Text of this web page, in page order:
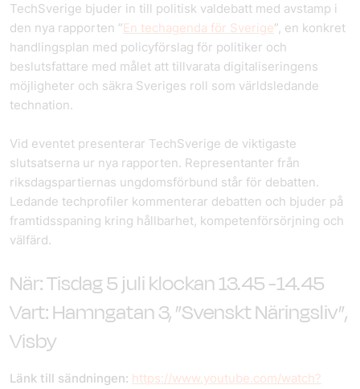
TechSverige bjuder in till politisk valdebatt med avstamp i
den nya rapporten ”En techagenda för Sverige”, en konkret
handlingsplan med policyförslag för politiker och
beslutsfattare med målet att tillvarata digitaliseringens
möjligheter och säkra Sveriges roll som världsledande
technation.
Vid eventet presenterar TechSverige de viktigaste
slutsatserna ur nya rapporten. Representanter från
riksdagspartiernas ungdomsförbund står för debatten.
Ledande techprofiler kommenterar debatten och bjuder på
framtidsspaning kring hållbarhet, kompetenförsörjning och
välfärd.
När: Tisdag 5 juli klockan 13.45 -14.45
Vart:Hamngatan 3, ”Svenskt Näringsliv”,
Visby
Länk till sändningen: https://www.youtube.com/watch?